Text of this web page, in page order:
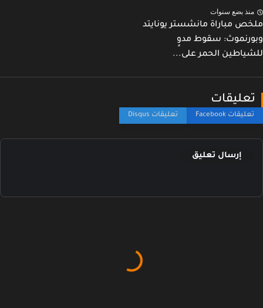
بضع سنوات
مباراة مانشستر يونايتد
سقوط مدوٍ
الحمر على...
إرسال تعليق